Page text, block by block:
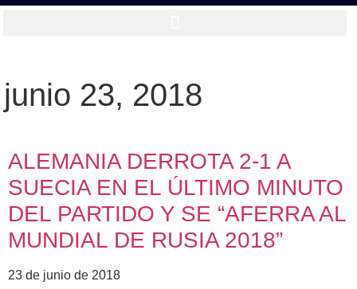
junio 23, 2018
ALEMANIA DERROTA 2-1 A
SUECIA EN EL ÚLTIMO MINUTO
DEL PARTIDO Y SE “AFERRA AL
MUNDIAL DE RUSIA 2018”
23 de junio de 2018